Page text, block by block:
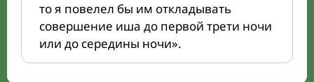
то я повелел бы им откладывать
совершение иша до первой трети ночи
или до середины ночи».